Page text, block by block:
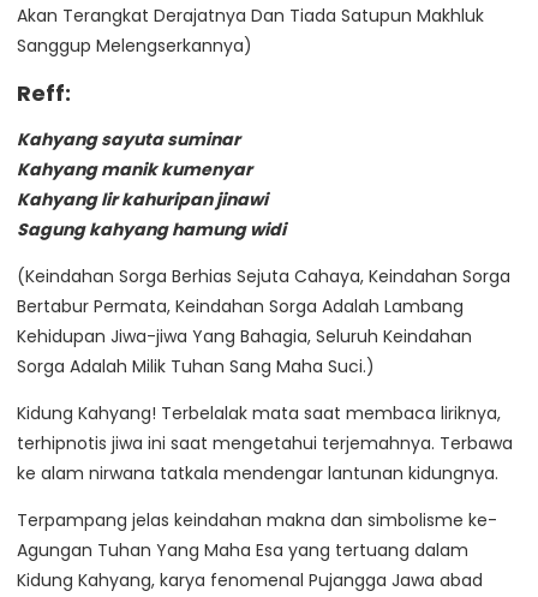
Akan Terangkat Derajatnya Dan Tiada Satupun Makhluk
Sanggup Melengserkannya)
Reff:
Kahyang sayuta suminar
Kahyang manik kumenyar
Kahyang lir kahuripan jinawi
Sagung kahyang hamung widi
(Keindahan Sorga Berhias Sejuta Cahaya, Keindahan Sorga
Bertabur Permata, Keindahan Sorga Adalah Lambang
Kehidupan Jiwa-jiwa Yang Bahagia, Seluruh Keindahan
Sorga Adalah Milik Tuhan Sang Maha Suci.)
Kidung Kahyang! Terbelalak mata saat membaca liriknya,
terhipnotis jiwa ini saat mengetahui terjemahnya. Terbawa
ke alam nirwana tatkala mendengar lantunan kidungnya.
Terpampang jelas keindahan makna dan simbolisme ke-
Agungan Tuhan Yang Maha Esa yang tertuang dalam
Kidung Kahyang, karya fenomenal Pujangga Jawa abad